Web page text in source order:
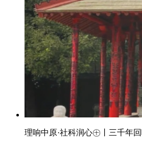
理响中原·社科润心㊉丨三千年